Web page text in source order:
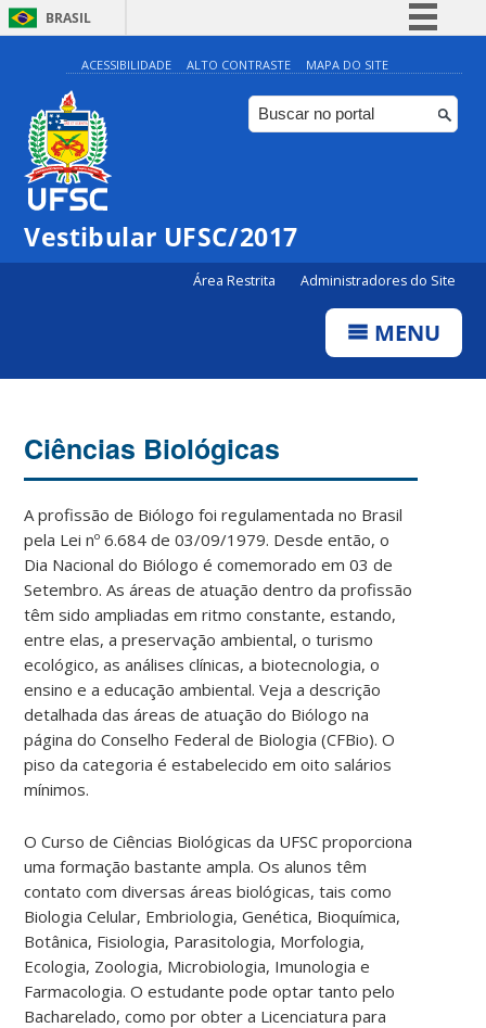
BRASIL
Simplifique!
Comunica BR
Participe
ACESSIBILIDADE ALTO CONTRASTE MAPA DO SITE
Vestibular UFSC/2017
Área Restrita Administradores do Site
MENU
Ciências Biológicas
A profissão de Biólogo foi regulamentada no Brasil
pela Lei nº 6.684 de 03/09/1979. Desde então, o
Dia Nacional do Biólogo é comemorado em 03 de
Setembro. As áreas de atuação dentro da profissão
têm sido ampliadas em ritmo constante, estando,
entre elas, a preservação ambiental, o turismo
ecológico, as análises clínicas, a biotecnologia, o
ensino e a educação ambiental. Veja a descrição
detalhada das áreas de atuação do Biólogo na
página do Conselho Federal de Biologia (CFBio). O
piso da categoria é estabelecido em oito salários
mínimos.
O Curso de Ciências Biológicas da UFSC proporciona
uma formação bastante ampla. Os alunos têm
contato com diversas áreas biológicas, tais como
Biologia Celular, Embriologia, Genética, Bioquímica,
Botânica, Fisiologia, Parasitologia, Morfologia,
Ecologia, Zoologia, Microbiologia, Imunologia e
Farmacologia. O estudante pode optar tanto pelo
Bacharelado, como por obter a Licenciatura para